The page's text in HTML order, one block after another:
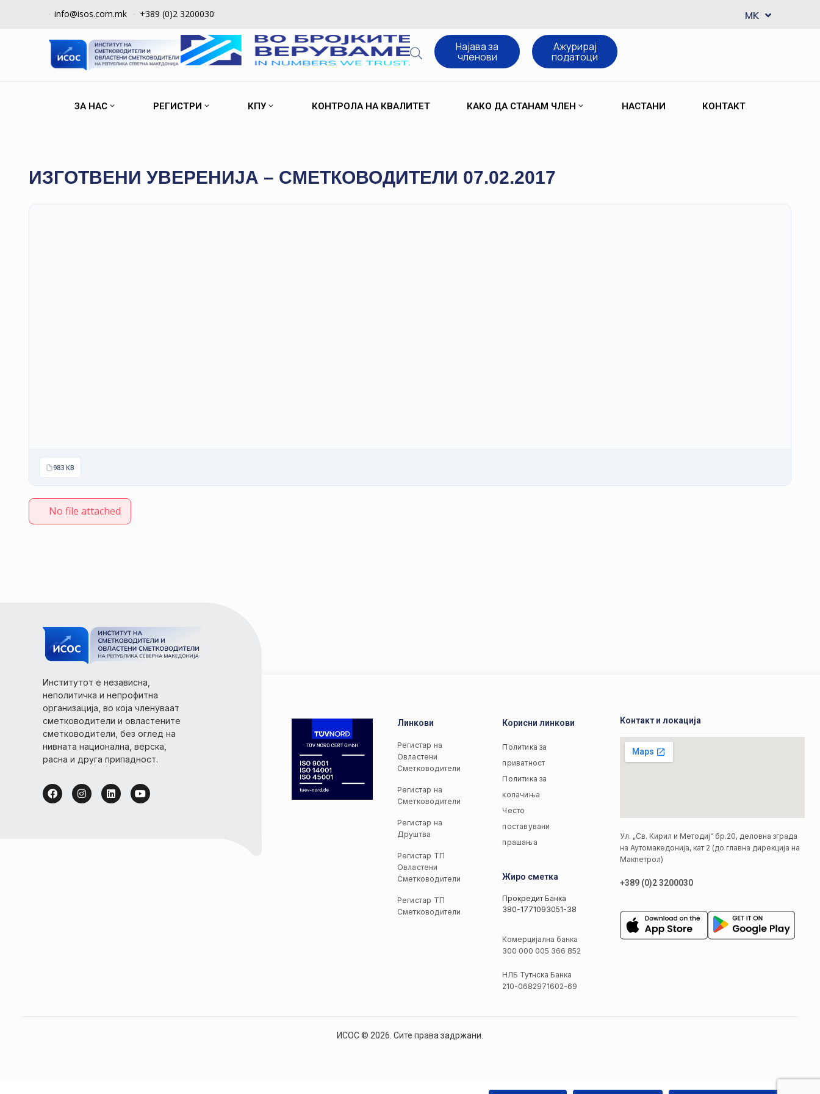
info@isos.com.mk +389 (0)2 3200030 MK
SQ
Најава за
членови
Ажурирај
податоци
ЗА НАС РЕГИСТРИ КПУ КОНТРОЛА НА КВАЛИТЕТ КАКО ДА СТАНАМ ЧЛЕН НАСТАНИ КОНТАКТ
ИЗГОТВЕНИ УВЕРЕНИЈА – СМЕТКОВОДИТЕЛИ 07.02.2017
983 KB
No file attached
Институтот е независна,
неполитичка и непрофитна
организација, во која членуваат
сметководители и овластените
сметководители, без оглед на
нивната национална, верска,
расна и друга припадност.
Линкови
Регистар на
Овластени
Сметководители
Регистар на
Сметководители
Регистар на
Друштва
Регистар ТП
Овластени
Сметководители
Регистар ТП
Сметководители
Корисни линкови
Политика за
приватност
Политика за
колачиња
Често
поставувани
прашања
Жиро сметка
Прокредит Банка
380-1771093051-38
Комерцијална банка
300 000 005 366 852
НЛБ Тутнска Банка
210-0682971602-69
Контакт и локација
Ул. „Св. Кирил и Методиј“ бр.20, деловна зграда
на Аутомакедонија, кат 2 (до главна дирекција на
Макпетрол)
+389 (0)2 3200030
ИСОС © 2026. Сите права задржани.